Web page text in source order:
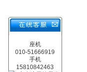
座机
010-51666919
手机
15810842463